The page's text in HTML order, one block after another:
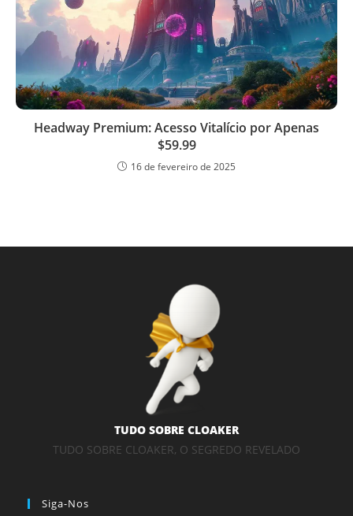
Headway Premium: Acesso Vitalício por Apenas
$59.99
16 de fevereiro de 2025
TUDO SOBRE CLOAKER
TUDO SOBRE CLOAKER, O SEGREDO REVELADO
Siga-Nos